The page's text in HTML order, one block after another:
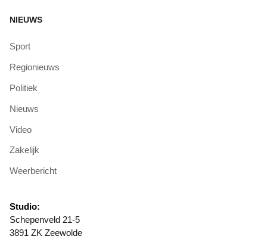
NIEUWS
Sport
Regionieuws
Politiek
Nieuws
Video
Zakelijk
Weerbericht
Studio:
Schepenveld 21-5
3891 ZK Zeewolde